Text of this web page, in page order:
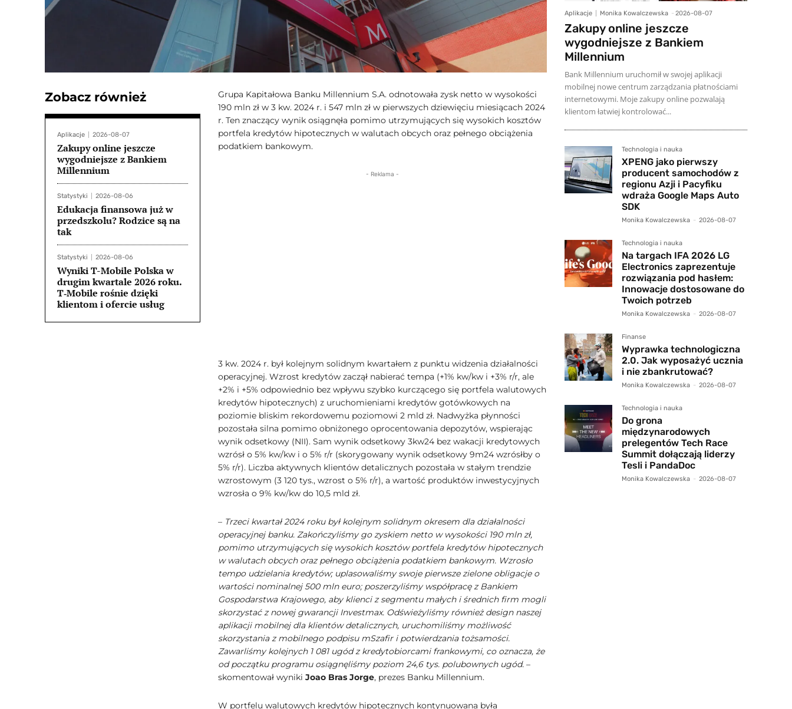
Zobacz również
Aplikacje 2026-08-07
Zakupy online jeszcze
wygodniejsze z Bankiem
Millennium
Statystyki 2026-08-06
Edukacja finansowa już w
przedszkolu? Rodzice są na
tak
Statystyki 2026-08-06
Wyniki T-Mobile Polska w
drugim kwartale 2026 roku.
T‑Mobile rośnie dzięki
klientom i ofercie usług
Grupa Kapitałowa Banku Millennium S.A. odnotowała zysk netto w wysokości
190 mln zł w 3 kw. 2024 r. i 547 mln zł w pierwszych dziewięciu miesiącach 2024
r. Ten znaczący wynik osiągnęła pomimo utrzymujących się wysokich kosztów
portfela kredytów hipotecznych w walutach obcych oraz pełnego obciążenia
podatkiem bankowym.
- Reklama -
3 kw. 2024 r. był kolejnym solidnym kwartałem z punktu widzenia działalności
operacyjnej. Wzrost kredytów zaczął nabierać tempa (+1% kw/kw i +3% r/r, ale
+2% i +5% odpowiednio bez wpływu szybko kurczącego się portfela walutowych
kredytów hipotecznych) z uruchomieniami kredytów gotówkowych na
poziomie bliskim rekordowemu poziomowi 2 mld zł. Nadwyżka płynności
pozostała silna pomimo obniżonego oprocentowania depozytów, wspierając
wynik odsetkowy (NII). Sam wynik odsetkowy 3kw24 bez wakacji kredytowych
wzrósł o 5% kw/kw i o 5% r/r (skorygowany wynik odsetkowy 9m24 wzrósłby o
5% r/r). Liczba aktywnych klientów detalicznych pozostała w stałym trendzie
wzrostowym (3 120 tys., wzrost o 5% r/r), a wartość produktów inwestycyjnych
wzrosła o 9% kw/kw do 10,5 mld zł.
– Trzeci kwartał 2024 roku był kolejnym solidnym okresem dla działalności
operacyjnej banku. Zakończyliśmy go zyskiem netto w wysokości 190 mln zł,
pomimo utrzymujących się wysokich kosztów portfela kredytów hipotecznych
w walutach obcych oraz pełnego obciążenia podatkiem bankowym. Wzrosło
tempo udzielania kredytów; uplasowaliśmy swoje pierwsze zielone obligacje o
wartości nominalnej 500 mln euro; poszerzyliśmy współpracę z Bankiem
Gospodarstwa Krajowego, aby klienci z segmentu małych i średnich firm mogli
skorzystać z nowej gwarancji Investmax. Odświeżyliśmy również design naszej
aplikacji mobilnej dla klientów detalicznych, uruchomiliśmy możliwość
skorzystania z mobilnego podpisu mSzafir i potwierdzania tożsamości.
Zawarliśmy kolejnych 1 081 ugód z kredytobiorcami frankowymi, co oznacza, że
od początku programu osiągnęliśmy poziom 24,6 tys. polubownych ugód.–
skomentował wyniki Joao Bras Jorge, prezes Banku Millennium.
W portfelu walutowych kredytów hipotecznych kontynuowana była
Aplikacje Monika Kowalczewska - 2026-08-07
Zakupy online jeszcze
wygodniejsze z Bankiem
Millennium
Bank Millennium uruchomił w swojej aplikacji
mobilnej nowe centrum zarządzania płatnościami
internetowymi. Moje zakupy online pozwalają
klientom łatwiej kontrolować...
Technologia i nauka
XPENG jako pierwszy
producent samochodów z
regionu Azji i Pacyfiku
wdraża Google Maps Auto
SDK
Monika Kowalczewska - 2026-08-07
Technologia i nauka
Na targach IFA 2026 LG
Electronics zaprezentuje
rozwiązania pod hasłem:
Innowacje dostosowane do
Twoich potrzeb
Monika Kowalczewska - 2026-08-07
Finanse
Wyprawka technologiczna
2.0. Jak wyposażyć ucznia
i nie zbankrutować?
Monika Kowalczewska - 2026-08-07
Technologia i nauka
Do grona
międzynarodowych
prelegentów Tech Race
Summit dołączają liderzy
Tesli i PandaDoc
Monika Kowalczewska - 2026-08-07